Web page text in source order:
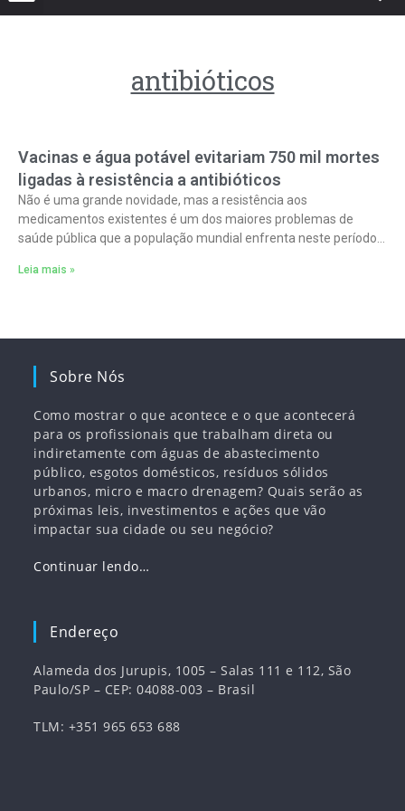
antibióticos
Vacinas e água potável evitariam 750 mil mortes
ligadas à resistência a antibióticos
Não é uma grande novidade, mas a resistência aos
medicamentos existentes é um dos maiores problemas de
saúde pública que a população mundial enfrenta neste período
Leia mais »
Sobre Nós
Como mostrar o que acontece e o que acontecerá
para os profissionais que trabalham direta ou
indiretamente com águas de abastecimento
público, esgotos domésticos, resíduos sólidos
urbanos, micro e macro drenagem? Quais serão as
próximas leis, investimentos e ações que vão
impactar sua cidade ou seu negócio?
Continuar lendo…
Endereço
Alameda dos Jurupis, 1005 – Salas 111 e 112, São
Paulo/SP – CEP: 04088-003 – Brasil
TLM: +351 965 653 688